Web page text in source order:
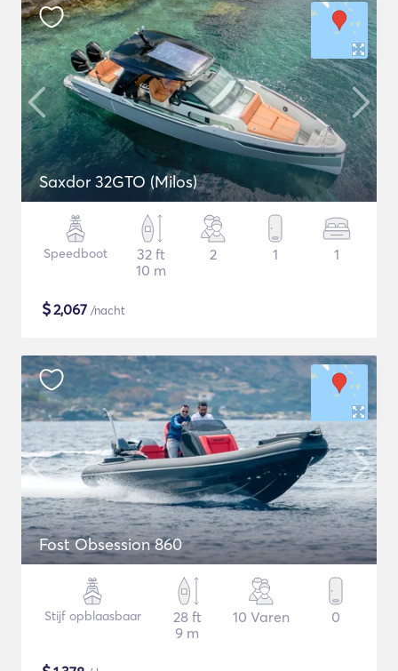
Saxdor 32GTO (Milos)
Speedboot
32 ft
10 m
2 1 1
$2,067 /nacht
Fost Obsession 860
Stijf opblaasbaar
28 ft
9 m
10 Varen 0